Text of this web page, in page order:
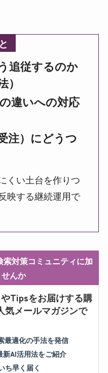
追従するのか
）
違いへの対応
注）にどうつ
くい土台を作りつ
映する継続運用で
対策コミュニティに加
んか
Tipsをお届けする購
気メールマガジンで
最適化の手法を発信
AI活用法をご紹介
ち早く届く